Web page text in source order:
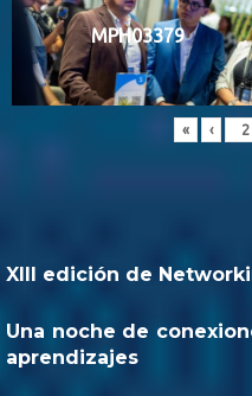
MPH03379
« ‹
XIII edición de
Una noche de
aprendizajes